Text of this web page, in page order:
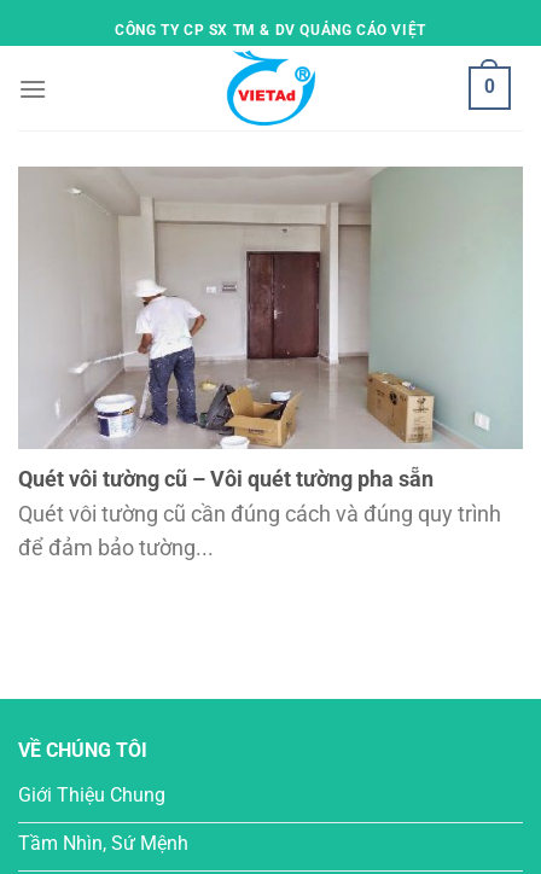
to
CÔNG TY CP SX TM & DV QUẢNG CÁO VIỆT
0
Quét vôi tường cũ – Vôi quét tường pha sẵn
Quét vôi tường cũ cần đúng cách và đúng quy trình
để đảm bảo tường...
VỀ CHÚNG TÔI
Giới Thiệu Chung
Tầm Nhìn, Sứ Mệnh